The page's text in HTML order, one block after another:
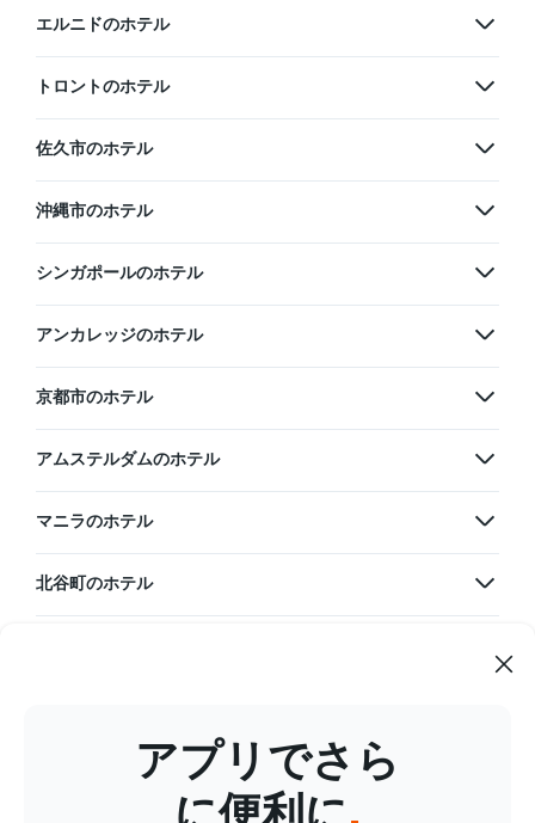
エルニドのホテル
トロントのホテル
佐久市のホテル
沖縄市のホテル
シンガポールのホテル
アンカレッジのホテル
京都市のホテル
アムステルダムのホテル
マニラのホテル
北谷町のホテル
アプリでさら
に便利に.